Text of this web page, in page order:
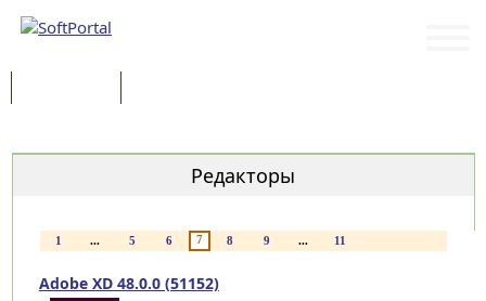
Редакторы
1 ... 5 6 7 8 9 ... 11
Adobe XD 48.0.0 (51152)